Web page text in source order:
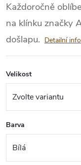
Každoročně
na klínku značky
došlapu. Detailní
Velikost
Barva